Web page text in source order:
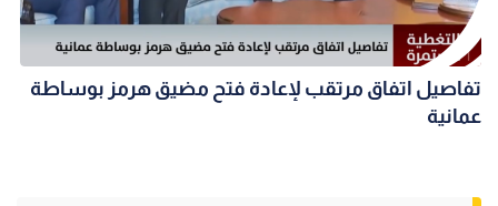
تفاصيل اتفاق مرتقب لإعادة فتح مضيق هرمز بوساطة
عمانية